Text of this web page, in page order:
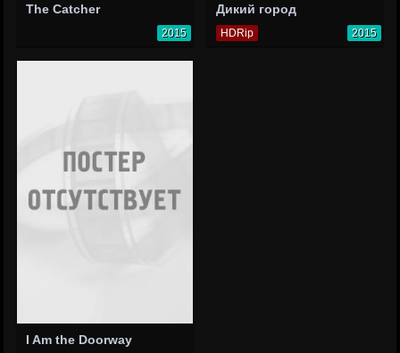
The Catcher
2015
Дикий город
HDRip 2015
I Am the Doorway